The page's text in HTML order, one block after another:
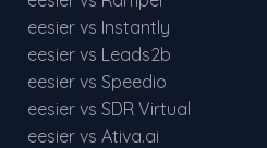
eesier vs Instantly
eesier vs Leads2b
eesier vs Speedio
eesier vs SDR Virtual
eesier vs Ativa.ai